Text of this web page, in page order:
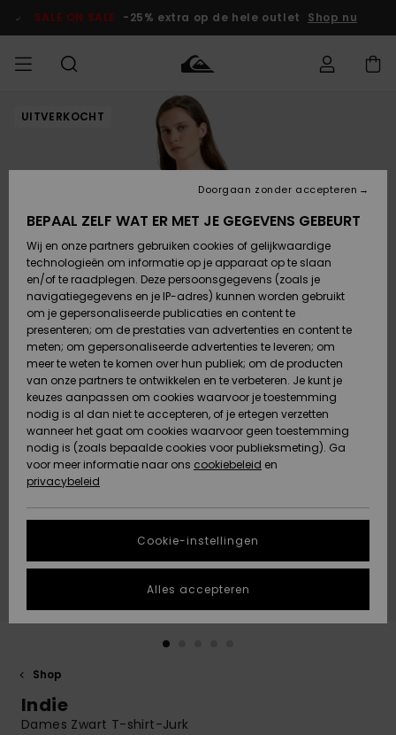
Productinformatie
SALE ON SALE -25% extra op de hele outlet Shop nu
HEREN Kleding
Accessoires
Schoenen &
Slippers
Surf /
Water
Snow
Nieuw
Highlights
JONGENS
Kleding
Accessoires
Schoenen &
Slippers
Surf /
Water
Sneeuw
Nieuw
Highlights
DAMES
Shop
Highlights
Snow
SURF
Heren Surf
Shop
Surf Shop
Highlights
Community
SNOW
Heren Snow
Shop
Snow Shop
Dames
Snow Shop
Highlights
Gemeenschap
SALE ON
SALE
HEREN
OUTLET
Kinderen
VROUW
OUTLET
Regio- En
Taalinstellingen
français
Nederlands
Toegang tot
mijn bestelling
Retouren
Betaling
Giftcard
Quiksilver
Freedom
Gegevensbescherming
gesprek om het
snelste
vraag te
krijgen.
Gesprek
de meest
DUURZAAMHEID
STORE LOCATOR
VERLANGLIJST
UITVERKOCHT
Shop
Indie
Dames Zwart T-shirt-Jurk
BEPAAL ZELF WAT ER MET JE GEGEVENS GEBEURT
Wij en onze partners gebruiken cookies of gelijkwaardige
technologieën om informatie op je apparaat op te slaan
en/of te raadplegen. Deze persoonsgegevens (zoals je
navigatiegegevens en je IP-adres) kunnen worden gebruikt
om je gepersonaliseerde publicaties en content te
presenteren; om de prestaties van advertenties en content te
meten; om gepersonaliseerde advertenties te leveren; om
meer te weten te komen over hun publiek; om de producten
van onze partners te ontwikkelen en te verbeteren. Je kunt je
keuzes aanpassen om cookies waarvoor je toestemming
nodig is al dan niet te accepteren, of je ertegen verzetten
wanneer het gaat om cookies waarvoor geen toestemming
nodig is (zoals bepaalde cookies voor publieksmeting). Ga
voor meer informatie naar ons cookiebeleid en
privacybeleid
Cookie-instellingen
Doorgaan zonder accepteren
Alles accepteren